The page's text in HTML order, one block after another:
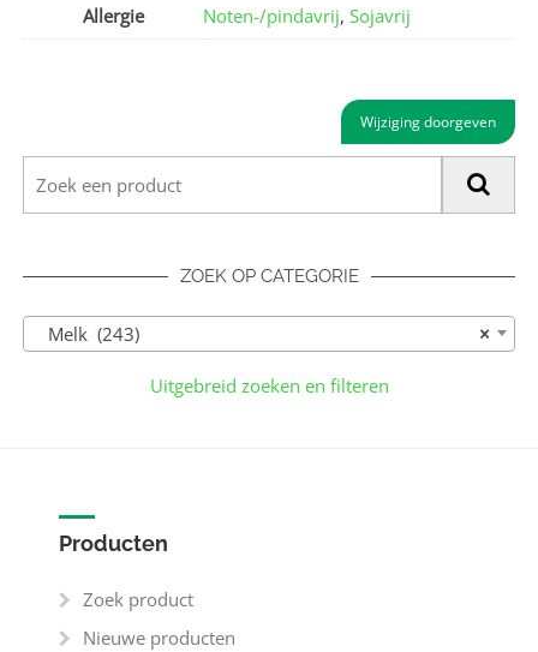
Allergie
Noten-/pindavrij,Sojavrij
Wijziging doorgeven
ZOEK OP CATEGORIE
×
Melk (243)
Uitgebreid zoeken en filteren
Producten
Zoek product
Nieuwe producten